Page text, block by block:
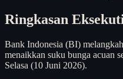
Ringkasan
Bank Indonesia (BI)
menaikkan suku bunga acuan
Selasa (10 Juni 2026).